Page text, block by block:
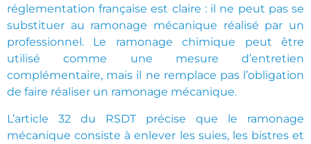
réglementation française est claire : il ne peut pas se
substituer au ramonage mécanique réalisé par un
professionnel. Le ramonage chimique peut être
utilisé comme une mesure d’entretien
complémentaire, mais il ne remplace pas l’obligation
de faire réaliser un ramonage mécanique.
L’article 32 du RSDT précise que le ramonage
mécanique consiste à enlever les suies, les bistres et